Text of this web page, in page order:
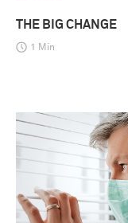
THE BIG CHANGE
1 Min